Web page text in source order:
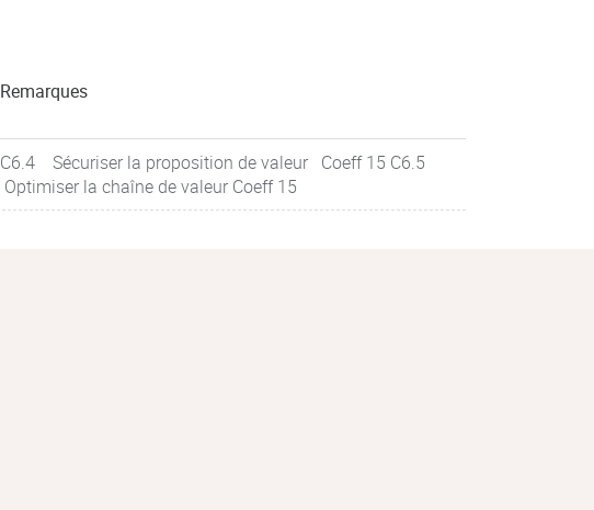
Remarques
C6.4 Sécuriser la proposition de valeur Coeff 15 C6.5
Optimiser la chaîne de valeur Coeff 15